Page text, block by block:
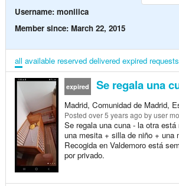
Username: moniiica
Member since: March 22, 2015
all available reserved delivered expired requests
expired Se regala una
Madrid, Comunidad de Madrid,
Posted over 5 years ago by user
Se regala una cuna - la otra
una mesita + silla de niño + una
Recogida en Valdemoro está
por privado.